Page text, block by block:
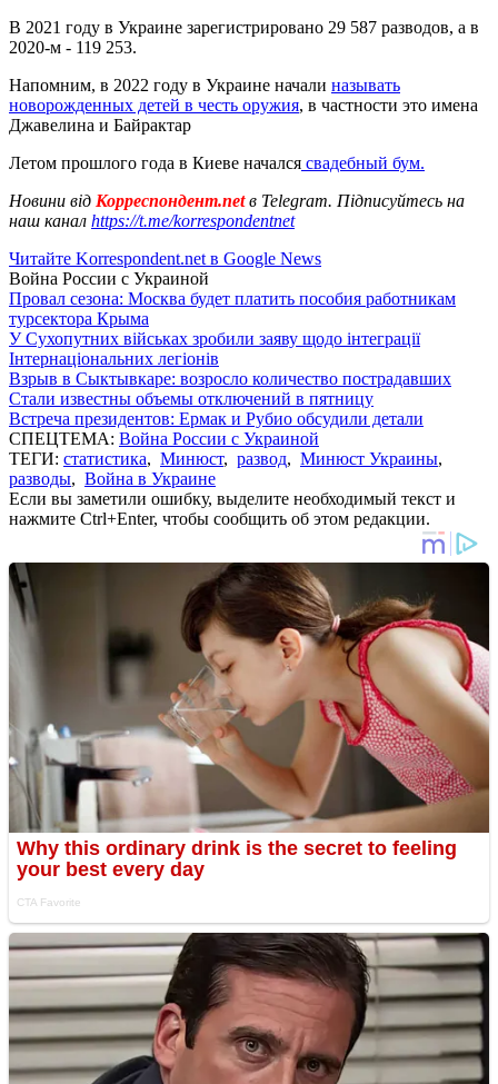
В 2021 году в Украине зарегистрировано 29 587 разводов, а в
2020-м - 119 253.
Напомним, в 2022 году в Украине начали называть
новорожденных детей в честь оружия, в частности это имена
Джавелина и Байрактар
Летом прошлого года в Киеве начался свадебный бум.
Новини від Корреспондент.netв Telegram. Підписуйтесь на
наш канал https://t.me/korrespondentnet
Читайте Korrespondent.net в Google News
Война России с Украиной
Провал сезона: Москва будет платить пособия работникам
турсектора Крыма
У Сухопутних військах зробили заяву щодо інтеграції
Інтернаціональних легіонів
Взрыв в Сыктывкаре: возросло количество пострадавших
Стали известны объемы отключений в пятницу
Встреча президентов: Ермак и Рубио обсудили детали
СПЕЦТЕМА: Война России с Украиной
ТЕГИ: статистика, Минюст, развод, Минюст Украины,
разводы, Война в Украине
Если вы заметили ошибку, выделите необходимый текст и
нажмите Ctrl+Enter, чтобы сообщить об этом редакции.